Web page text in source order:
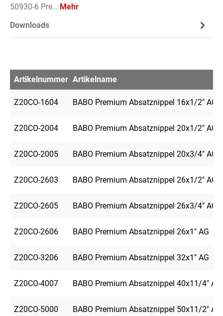
50930-6 Pre… Mehr
Downloads
Artikelnummer Artikelname
Z20CO-1604 BABO Premium Absatznippel 16x1/2" AG
Z20CO-2004 BABO Premium Absatznippel 20x1/2" AG
Z20CO-2005 BABO Premium Absatznippel 20x3/4" AG
Z20CO-2603 BABO Premium Absatznippel 26x1/2" AG
Z20CO-2605 BABO Premium Absatznippel 26x3/4" AG
Z20CO-2606 BABO Premium Absatznippel 26x1" AG
Z20CO-3206 BABO Premium Absatznippel 32x1" AG
Z20CO-4007 BABO Premium Absatznippel 40x11/4" AG
Z20CO-5000 BABO Premium Absatznippel 50x11/2" AG